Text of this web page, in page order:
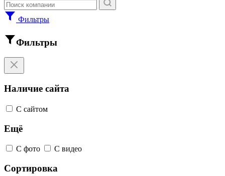
Фильтры
Фильтры
Наличие сайта
С сайтом
Ещё
С фото С видео
Сортировка